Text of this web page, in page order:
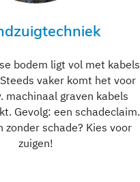
bodem ligt vol met kabels
vaker komt het voor
machinaal graven kabels
Gevolg: een schadeclaim.
zonder schade? Kies voor
zuigen!